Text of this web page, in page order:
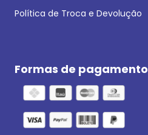
Política de Troca e Devolução
Formas de pagamento